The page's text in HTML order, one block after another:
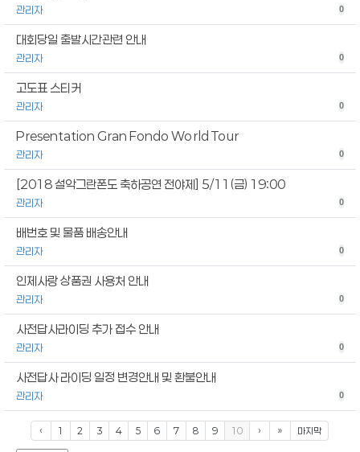
관리자 0
대회당일 출발시간관련 안내
관리자 0
고도표 스티커
관리자 0
Presentation Gran Fondo World Tour
관리자 0
[2018 설악그란폰도 축하공연 전야제] 5/11(금) 19:00
관리자 0
배번호 및 물품 배송안내
관리자 0
인제사랑 상품권 사용처 안내
관리자 0
사전답사라이딩 추가 접수 안내
관리자 0
사전답사 라이딩 일정 변경안내 및 환불안내
관리자 0
‹ 1 2 3 4 5 6 7 8 9 10 › » 마지막